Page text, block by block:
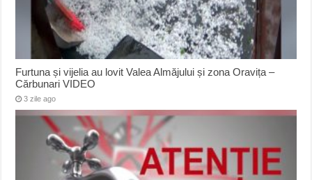
Furtuna și vijelia au lovit Valea Almăjului și zona Oravița –
Cărbunari VIDEO
3 zile ago